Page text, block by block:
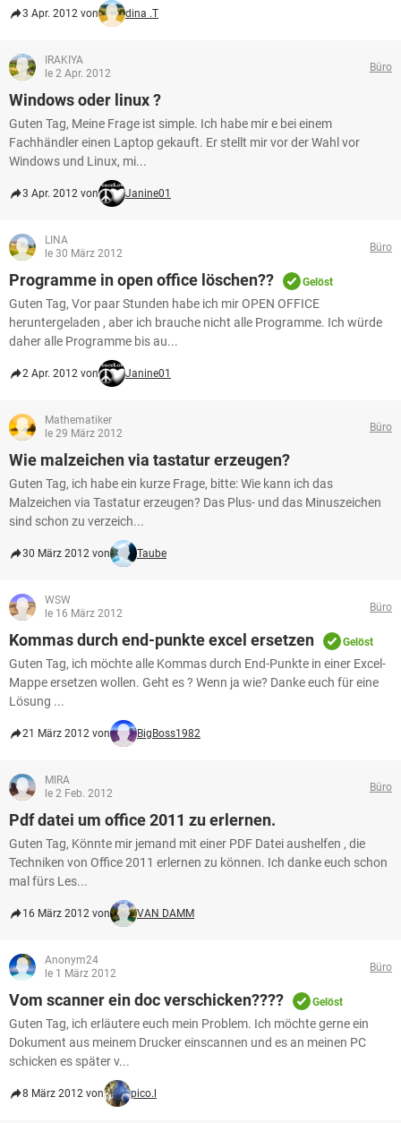
3 Apr. 2012 von dina .T
IRAKIYA
le 2 Apr. 2012
Büro
Windows oder linux ?
Guten Tag, Meine Frage ist simple. Ich habe mir e bei einem
Fachhändler einen Laptop gekauft. Er stellt mir vor der Wahl vor
Windows und Linux, mi...
3 Apr. 2012 von Janine01
LINA
le 30 März 2012
Büro
Programme in open office löschen?? Gelöst
Guten Tag, Vor paar Stunden habe ich mir OPEN OFFICE
heruntergeladen , aber ich brauche nicht alle Programme. Ich würde
daher alle Programme bis au...
2 Apr. 2012 von Janine01
Mathematiker
le 29 März 2012
Büro
Wie malzeichen via tastatur erzeugen?
Guten Tag, ich habe ein kurze Frage, bitte: Wie kann ich das
Malzeichen via Tastatur erzeugen? Das Plus- und das Minuszeichen
sind schon zu verzeich...
30 März 2012 von Taube
WSW
le 16 März 2012
Büro
Kommas durch end-punkte excel ersetzen Gelöst
Guten Tag, ich möchte alle Kommas durch End-Punkte in einer Excel-
Mappe ersetzen wollen. Geht es ? Wenn ja wie? Danke euch für eine
Lösung ...
21 März 2012 von BigBoss1982
MIRA
le 2 Feb. 2012
Büro
Pdf datei um office 2011 zu erlernen.
Guten Tag, Könnte mir jemand mit einer PDF Datei aushelfen , die
Techniken von Office 2011 erlernen zu können. Ich danke euch schon
mal fürs Les...
16 März 2012 von VAN DAMM
Anonym24
le 1 März 2012
Büro
Vom scanner ein doc verschicken???? Gelöst
Guten Tag, ich erläutere euch mein Problem. Ich möchte gerne ein
Dokument aus meinem Drucker einscannen und es an meinen PC
schicken es später v...
8 März 2012 von pico.l